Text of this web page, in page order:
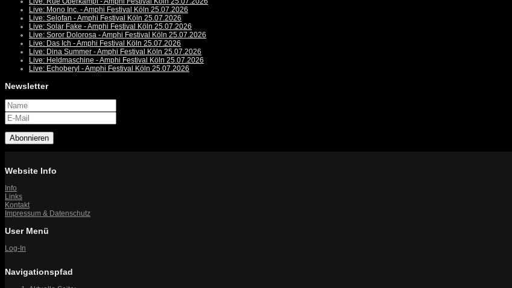
Live: Mono Inc. - Amphi Festival Köln 25.07.2026
Live: Selofan - Amphi Festival Köln 25.07.2026
Live: Solar Fake - Amphi Festival Köln 25.07.2026
Live: Soror Dolorosa - Amphi Festival Köln 25.07.2026
Live: Das Ich - Amphi Festival Köln 25.07.2026
Live: Dina Summer - Amphi Festival Köln 25.07.2026
Live: Heldmaschine - Amphi Festival Köln 25.07.2026
Live: Echoberyl - Amphi Festival Köln 25.07.2026
Newsletter
Abonnieren
Website Info
Info
Links
Kontakt
Impressum & Datenschutz
User Menü
Log-In
Navigationspfad